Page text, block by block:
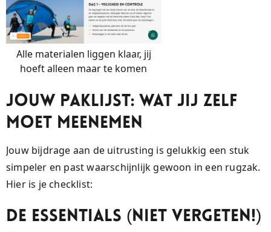
Alle materialen liggen klaar, jij
hoeft alleen maar te komen
Jouw Paklijst: Wat Jij Zelf
Moet Meenemen
Jouw bijdrage aan de uitrusting is gelukkig een stuk
simpeler en past waarschijnlijk gewoon in een rugzak.
Hier is je checklist:
De Essentials (Niet vergeten!)